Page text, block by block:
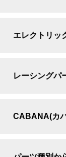
エレクトリッ
レーシングパ
CABANA(カ